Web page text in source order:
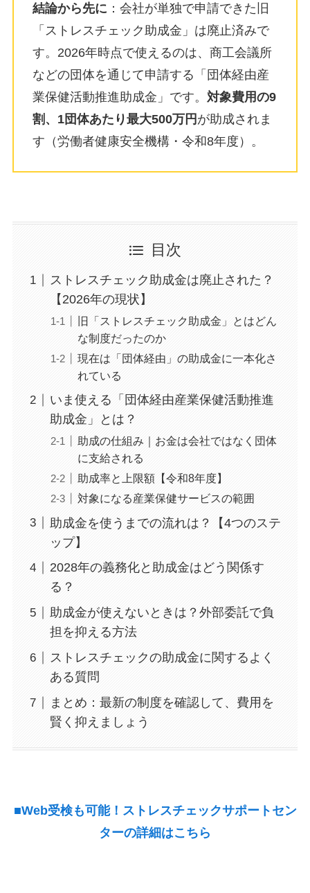
結論から先に ：会社が単独で申請できた旧
「ストレスチェック助成金」は廃止済みで
す。2026年時点で使えるのは、商工会議所
などの団体を通じて申請する「団体経由産
業保健活動推進助成金」です。 対象費用の9
割、1団体あたり最大500万円 が助成されま
す（労働者健康安全機構・令和8年度）。
目次
ストレスチェック助成金は廃止された？
【2026年の現状】
旧「ストレスチェック助成金」とはどん
な制度だったのか
現在は「団体経由」の助成金に一本化さ
れている
いま使える「団体経由産業保健活動推進
助成金」とは？
助成の仕組み｜お金は会社ではなく団体
に支給される
助成率と上限額【令和8年度】
対象になる産業保健サービスの範囲
助成金を使うまでの流れは？【4つのステ
ップ】
2028年の義務化と助成金はどう関係す
る？
助成金が使えないときは？外部委託で負
担を抑える方法
ストレスチェックの助成金に関するよく
ある質問
まとめ：最新の制度を確認して、費用を
賢く抑えましょう
■Web受検も可能！ストレスチェックサポートセン
ターの詳細はこちら